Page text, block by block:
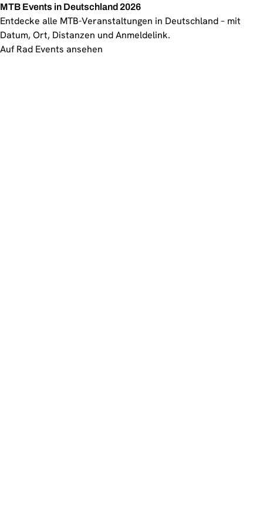
MTB Events in Deutschland 2026
Entdecke alle MTB-Veranstaltungen in Deutschland – mit
Datum, Ort, Distanzen und Anmeldelink.
Auf Rad Events ansehen